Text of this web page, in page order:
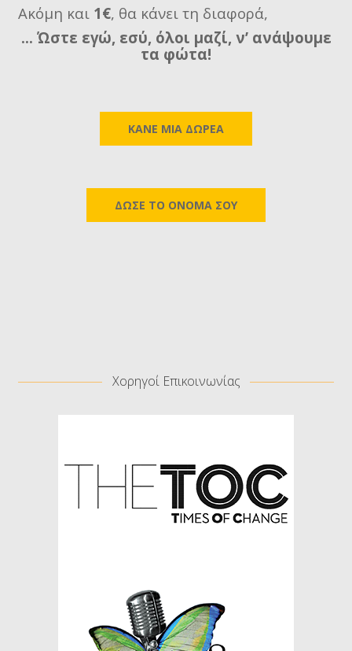
Ακόμη και 1€, θα κάνει τη διαφορά,
… Ώστε εγώ, εσύ, όλοι μαζί, ν’ ανάψουμε
τα φώτα!
KANE MIA ΔΩΡΕΑ
ΔΩΣΕ ΤΟ ΟΝΟΜΑ ΣΟΥ
Χορηγοί Επικοινωνίας